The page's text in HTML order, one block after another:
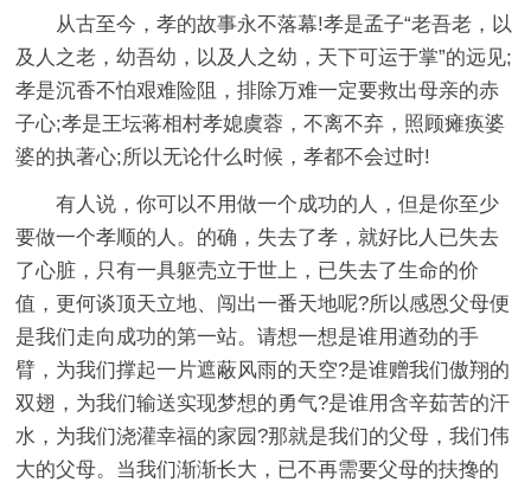
从古至今，孝的故事永不落幕!孝是孟子“老吾老，以
及人之老，幼吾幼，以及人之幼，天下可运于掌”的远见;
孝是沉香不怕艰难险阻，排除万难一定要救出母亲的赤
子心;孝是王坛蒋相村孝媳虞蓉，不离不弃，照顾瘫痪婆
婆的执著心;所以无论什么时候，孝都不会过时!
有人说，你可以不用做一个成功的人，但是你至少
要做一个孝顺的人。的确，失去了孝，就好比人已失去
了心脏，只有一具躯壳立于世上，已失去了生命的价
值，更何谈顶天立地、闯出一番天地呢?所以感恩父母便
是我们走向成功的第一站。请想一想是谁用遒劲的手
臂，为我们撑起一片遮蔽风雨的天空?是谁赠我们傲翔的
双翅，为我们输送实现梦想的勇气?是谁用含辛茹苦的汗
水，为我们浇灌幸福的家园?那就是我们的父母，我们伟
大的父母。当我们渐渐长大，已不再需要父母的扶搀的